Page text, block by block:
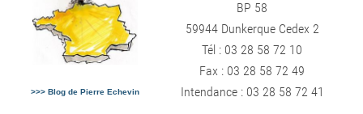
>>> Blog de Pierre Echevin
BP 58
59944 Dunkerque Cedex 2
Tél : 03 28 58 72 10
Fax : 03 28 58 72 49
Intendance : 03 28 58 72 41